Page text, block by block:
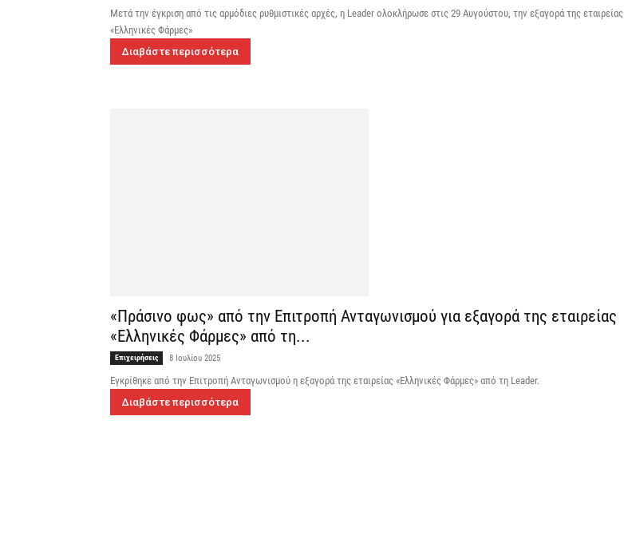
Μετά την έγκριση από τις αρμόδιες ρυθμιστικές αρχές, η Leader ολοκλήρωσε στις 29 Αυγούστου, την εξαγορά της εταιρείας
«Ελληνικές Φάρμες»
Διαβάστε περισσότερα
«Πράσινο φως» από την Επιτροπή Ανταγωνισμού για εξαγορά της εταιρείας
«Ελληνικές Φάρμες» από τη...
Επιχειρήσεις 8 Ιουλίου 2025
Εγκρίθηκε από την Επιτροπή Ανταγωνισμού η εξαγορά της εταιρείας «Ελληνικές Φάρμες» από τη Leader.
Διαβάστε περισσότερα